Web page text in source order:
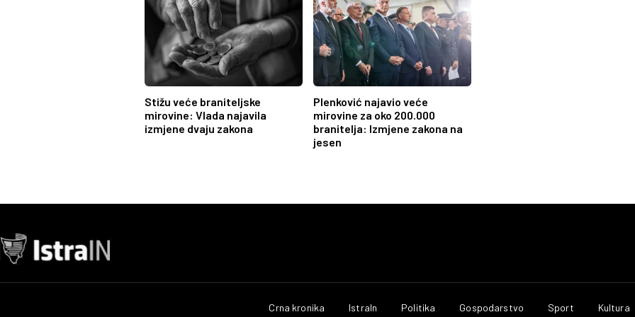
Stižu veće braniteljske
mirovine: Vlada najavila
izmjene dvaju zakona
Plenković najavio veće
mirovine za oko 200.000
branitelja: Izmjene zakona na
jesen
Crna kronika IstraIn Politika Gospodarstvo Sport Kultura